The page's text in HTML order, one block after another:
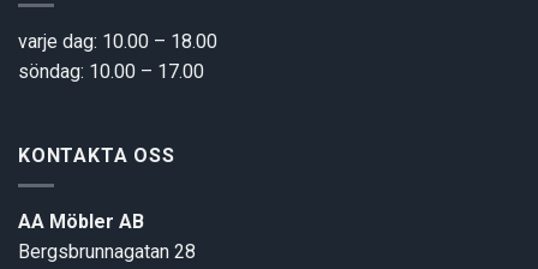
varje dag: 10.00 – 18.00
söndag: 10.00 – 17.00
KONTAKTA OSS
AA Möbler AB
Bergsbrunnagatan 28